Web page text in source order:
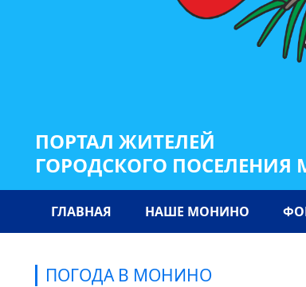
ПОРТАЛ ЖИТЕЛЕЙ
ГОРОДСКОГО
ГЛАВНАЯ НАШЕ МОНИНО
ПОГОДА В МОНИНО